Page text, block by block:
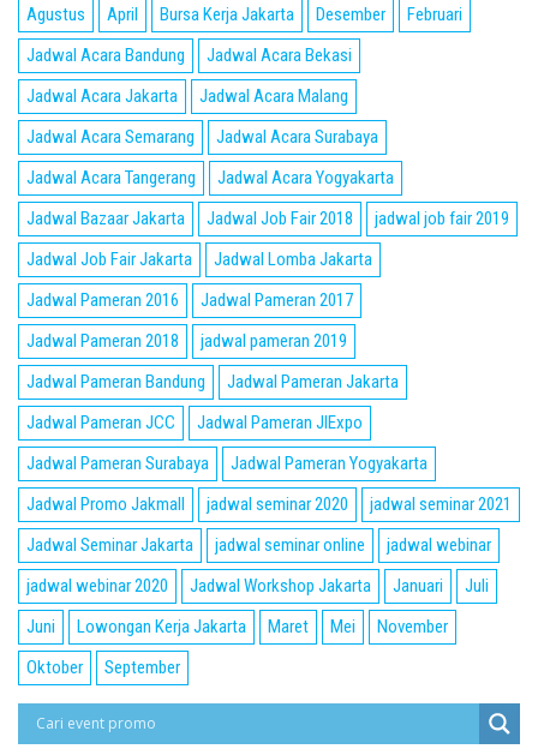
Agustus April Bursa Kerja Jakarta Desember
Februari
Jadwal Acara Bandung
Jadwal Acara Bekasi
Jadwal Acara Jakarta
Jadwal Acara Malang
Jadwal Acara Semarang
Jadwal Acara Surabaya
Jadwal Acara Tangerang
Jadwal Acara Yogyakarta
Jadwal Bazaar Jakarta
Jadwal Job Fair 2018
jadwal job fair 2019
Jadwal Job Fair Jakarta
Jadwal Lomba Jakarta
Jadwal Pameran 2016
Jadwal Pameran 2017
Jadwal Pameran 2018
jadwal pameran 2019
Jadwal Pameran Bandung
Jadwal Pameran Jakarta
Jadwal Pameran JCC
Jadwal Pameran JIExpo
Jadwal Pameran Surabaya
Jadwal Pameran Yogyakarta
Jadwal Promo Jakmall
jadwal seminar 2020
jadwal seminar 2021
Jadwal Seminar Jakarta
jadwal seminar online
jadwal webinar
jadwal webinar 2020
Jadwal Workshop Jakarta Januari
Juli
Juni
Lowongan Kerja Jakarta Maret Mei
November
Oktober
September